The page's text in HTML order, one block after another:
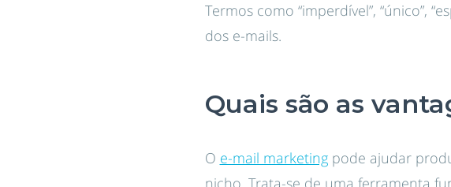
Termos como “imperdível”, “único”,
dos e-mails.
Quais são as
O e-mail marketingpode ajudar
nicho. Trata-se de uma ferramenta